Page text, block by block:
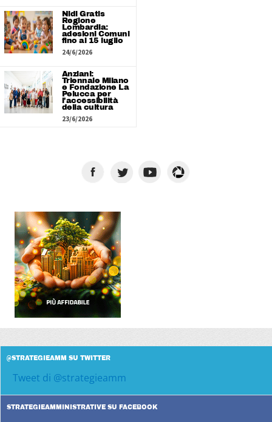
Nidi Gratis
Regione
Lombardia:
adesioni Comuni
fino al 15 luglio
24/6/2026
Anziani:
Triennale Milano
e Fondazione La
Pelucca per
l'accessibilità
della cultura
23/6/2026
@STRATEGIEAMM SU TWITTER
Tweet di @strategieamm
STRATEGIEAMMINISTRATIVE SU FACEBOOK